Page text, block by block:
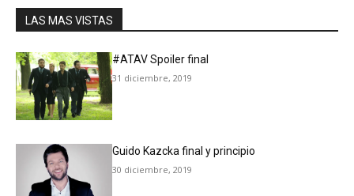
LAS MAS VISTAS
#ATAV Spoiler final
31 diciembre, 2019
Guido Kazcka final y principio
30 diciembre, 2019